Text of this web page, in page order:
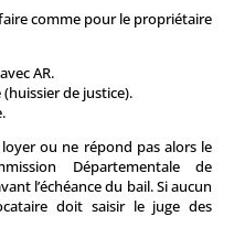
comme pour le propriétaire
AR.
de justice).
ou ne répond pas alors le
Départementale de
l’échéance du bail. Si aucun
doit saisir le juge des